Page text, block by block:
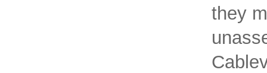
they